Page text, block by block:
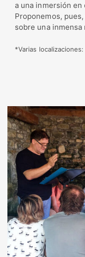
a una inmersión en
Proponemos,
sobre una inmensa
*Varias localizaciones: